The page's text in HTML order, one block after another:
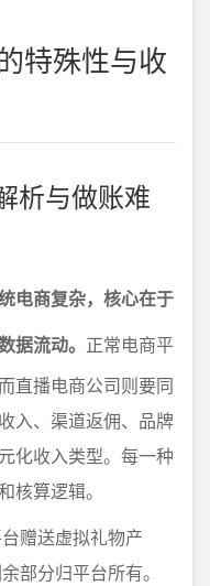
特殊性与收
析与做账难
电商复杂，核心在于
据流动。 正常电商平
直播电商公司则要同
入、渠道返佣、品牌
化收入类型。每一种
核算逻辑。
赠送虚拟礼物产
部分归平台所有。